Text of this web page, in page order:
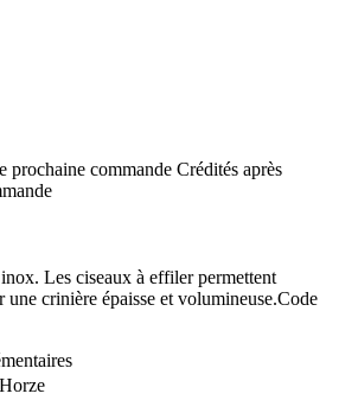
prochaine commande Crédités après
Les ciseaux à effiler permettent
une crinière épaisse et volumineuse.Code
Horze